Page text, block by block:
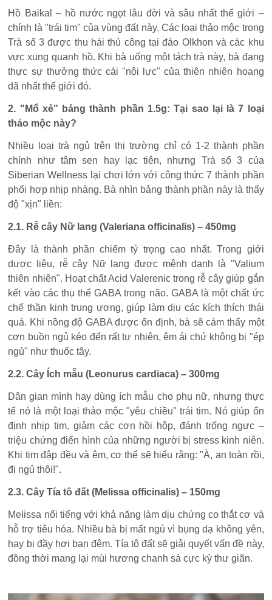
Hồ Baikal – hồ nước ngọt lâu đời và sâu nhất thế giới –
chính là "trái tim" của vùng đất này. Các loại thảo mộc trong
Trà số 3 được thu hái thủ công tại đảo Olkhon và các khu
vực xung quanh hồ. Khi bà uống một tách trà này, bà đang
thực sự thưởng thức cái "nội lực" của thiên nhiên hoang
dã nhất thế giới đó.
2. "Mổ xẻ" bảng thành phần 1.5g: Tại sao lại là 7 loại
thảo mộc này?
Nhiều loại trà ngủ trên thị trường chỉ có 1-2 thành phần
chính như tâm sen hay lạc tiên, nhưng Trà số 3 của
Siberian Wellness lại chơi lớn với công thức 7 thành phần
phối hợp nhịp nhàng. Bà nhìn bảng thành phần này là thấy
độ "xịn" liền:
2.1. Rễ cây Nữ lang (Valeriana officinalis) – 450mg
Đây là thành phần chiếm tỷ trọng cao nhất. Trong giới
dược liệu, rễ cây Nữ lang được mệnh danh là "Valium
thiên nhiên". Hoạt chất Acid Valerenic trong rễ cây giúp gắn
kết vào các thụ thể GABA trong não. GABA là một chất ức
chế thần kinh trung ương, giúp làm dịu các kích thích thái
quá. Khi nồng độ GABA được ổn định, bà sẽ cảm thấy một
cơn buồn ngủ kéo đến rất tự nhiên, êm ái chứ không bị "ép
ngủ" như thuốc tây.
2.2. Cây Ích mẫu (Leonurus cardiaca) – 300mg
Dân gian mình hay dùng ích mẫu cho phụ nữ, nhưng thực
tế nó là một loại thảo mộc "yêu chiều" trái tim. Nó giúp ổn
định nhịp tim, giảm các cơn hồi hộp, đánh trống ngực –
triệu chứng điển hình của những người bị stress kinh niên.
Khi tim đập đều và êm, cơ thể sẽ hiểu rằng: "À, an toàn rồi,
đi ngủ thôi!".
2.3. Cây Tía tô đất (Melissa officinalis) – 150mg
Melissa nổi tiếng với khả năng làm dịu chứng co thắt cơ và
hỗ trợ tiêu hóa. Nhiều bà bị mất ngủ vì bụng dạ không yên,
hay bị đầy hơi ban đêm. Tía tô đất sẽ giải quyết vấn đề này,
đồng thời mang lại mùi hương chanh sả cực kỳ thư giãn.